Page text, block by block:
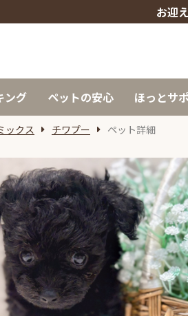
お迎
ング ペットの安心 ほっとサ
ックス チワプー ペット詳細